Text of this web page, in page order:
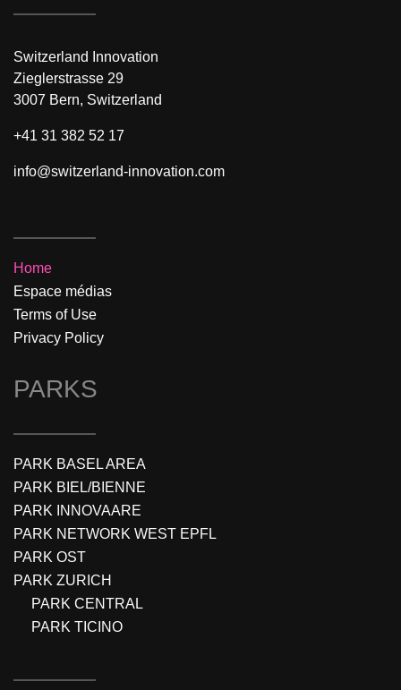
Switzerland Innovation
Zieglerstrasse 29
3007 Bern, Switzerland
+41 31 382 52 17
info@switzerland-innovation.com
Home
Espace médias
Terms of Use
Privacy Policy
PARKS
PARK BASEL AREA
PARK BIEL/BIENNE
PARK INNOVAARE
PARK NETWORK WEST EPFL
PARK OST
PARK ZURICH
PARK CENTRAL
PARK TICINO